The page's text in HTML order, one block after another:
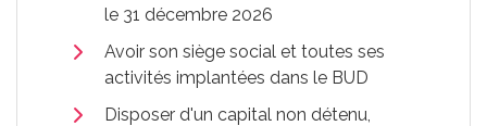
le 31 décembre 2026
Avoir son siège social et toutes ses
activités implantées dans le BUD
Disposer d'un capital non détenu,